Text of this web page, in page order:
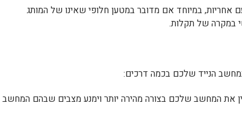
אחריות, במיוחד אם מדובר במטען חלופי שאינו של המותג
במקרה של תקלות.
הנייד שלכם בכמה דרכים:
את המחשב שלכם בצורה מהירה יותר וימנע מצבים שבהם המחשב